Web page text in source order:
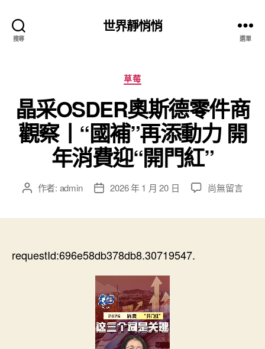
搜尋
世界靜悄悄
選單
分
類
草莓
晶采OSDER奧斯德零件商
觀察丨“國補”再添動力 開
年消費迎“開門紅”
文 作者: admin
文
期
2026 年 1 月 20 日
在
尚無留言
requestId:696e58db378db8.30719547.